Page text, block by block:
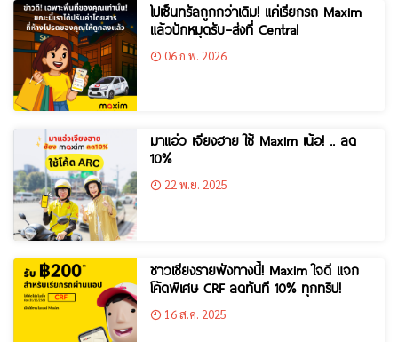
ไปเซ็นทรัลถูกกว่าเดิม! แค่เรียกรถ Maxim
แล้วปักหมุดรับ–ส่งที่ Central
06 ก.พ. 2026
มาแอ่ว เจียงฮาย ใช้ Maxim เน้อ! .. ลด
10%
22 พ.ย. 2025
ชาวเชียงรายฟังทางนี้! Maxim ใจดี แจก
โค้ดพิเศษ CRF ลดทันที 10% ทุกทริป!
16 ส.ค. 2025